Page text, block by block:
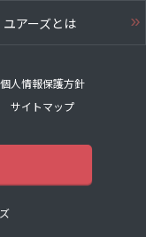
ユアーズとは
個人情報保護方針
サイトマップ